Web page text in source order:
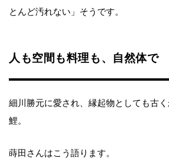
とんど汚れない」そうです。
人も空間も料理も、自然体で
細川勝元に愛され、縁起物としても古
鯉。
蒔田さんはこう語ります。